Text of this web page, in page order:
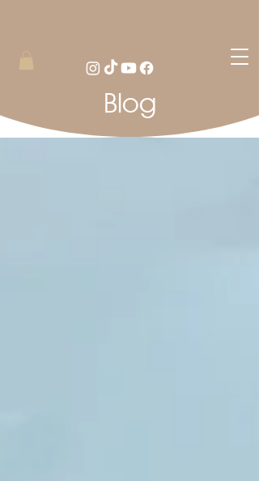
Blog Blog